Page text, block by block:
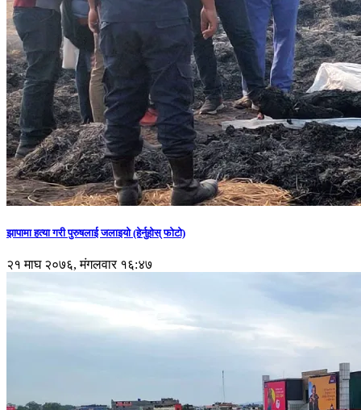
झापामा हत्या गरी पुरुषलाई जलाइयो (हेर्नुहाेस् फाेटाे)
२१ माघ २०७६, मंगलवार १६:४७